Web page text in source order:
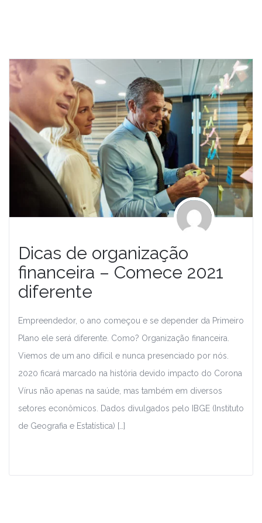
Dicas de organização
financeira – Comece 2021
diferente
Empreendedor, o ano começou e se depender da Primeiro
Plano ele será diferente. Como? Organização financeira.
Viemos de um ano difícil e nunca presenciado por nós.
2020 ficará marcado na história devido impacto do Corona
Vírus não apenas na saúde, mas também em diversos
setores econômicos. Dados divulgados pelo IBGE (Instituto
de Geografia e Estatística) […]